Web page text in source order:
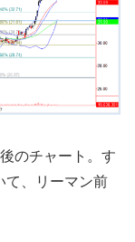
のチャート。す
て、リーマン前